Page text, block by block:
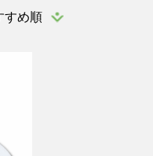
すめ順